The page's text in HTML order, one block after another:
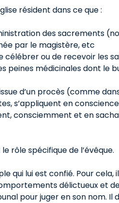
résident dans ce que :
des sacrements
par le magistère, etc
ou de recevoir les
peines médicinales dont le
d’un procès (comme
s’appliquent en
consciemment et en
rôle spécifique de l’évêque.
qui lui est confié. Pour cela,
délictueux et
pour juger en son nom. Il